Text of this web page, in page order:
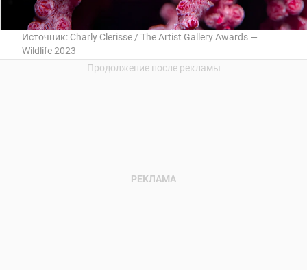
Источник: Charly Clerisse / The Artist Gallery Awards —
Wildlife 2023